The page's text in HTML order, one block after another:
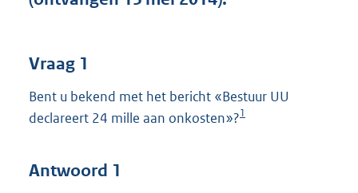
K
Vraag 1
Bent u bekend met het bericht «Bestuur UU
declareert 24 mille aan onkosten»?1
Antwoord 1